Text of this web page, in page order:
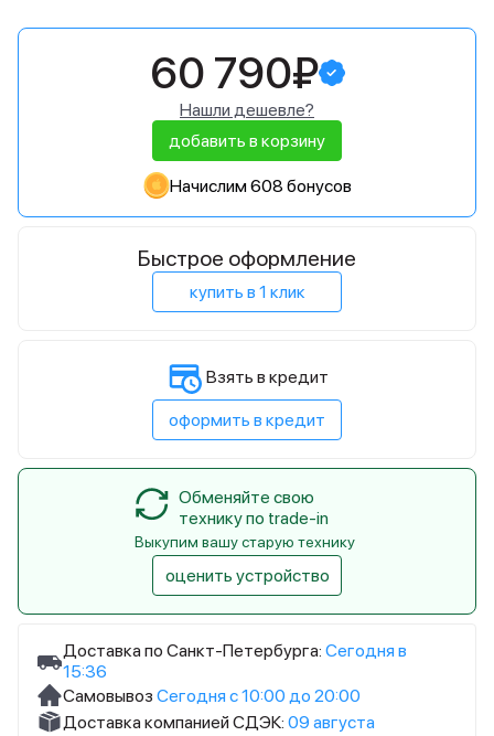
Доставка по Санкт-Петербурга: Сегодня в
15:36
Самовывоз Сегодня с 10:00 до 20:00
Доставка компанией СДЭК: 09 августа
60 790₽
Нашли дешевле?
добавить в корзину
Начислим 608 бонусов
Быстрое оформление
купить в 1 клик
Взять в кредит
оформить в кредит
Обменяйте свою
технику по trade-in
Выкупим вашу старую технику
оценить устройство